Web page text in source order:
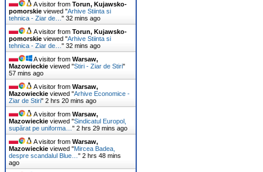
A visitor from Torun, Kujawsko-
pomorskie viewed "Arhive Stiinta si
tehnica - Ziar de…" 32 mins ago
A visitor from Torun, Kujawsko-
pomorskie viewed "Arhive Stiinta si
tehnica - Ziar de…" 32 mins ago
A visitor from Warsaw,
Mazowieckie viewed "Stiri - Ziar de Stiri"
57 mins ago
A visitor from Warsaw,
Mazowieckie viewed "Arhive Economice -
Ziar de Stiri" 2 hrs 20 mins ago
A visitor from Warsaw,
Mazowieckie viewed "Sindicatul Europol,
supărat pe uniforma…" 2 hrs 29 mins ago
A visitor from Warsaw,
Mazowieckie viewed "Mircea Badea,
despre scandalul Blue…" 2 hrs 48 mins
ago